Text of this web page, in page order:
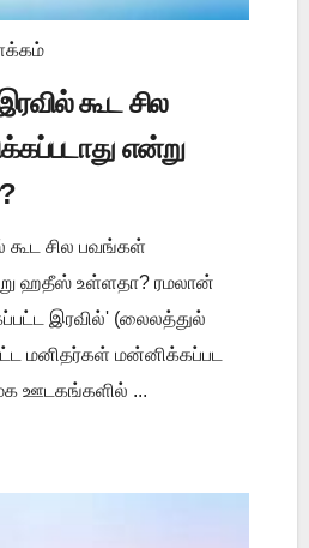
கூட சில
என்று
கூட சில பவங்கள்
ஹதீஸ் உள்ளதா? ரமலான்
இரவில்' (லைலத்துல்
மனிதர்கள் மன்னிக்கப்பட
ஊடகங்களில் ...